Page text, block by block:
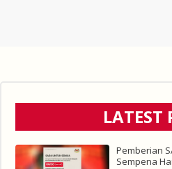
LATEST
Pemberian
Sempena